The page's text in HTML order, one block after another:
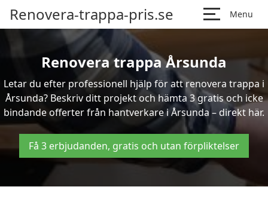
Renovera-trappa-pris.se Menu
Renovera trappa Årsunda
Letar du efter professionell hjälp för att renovera trappa i
Årsunda? Beskriv ditt projekt och hämta 3 gratis och icke
bindande offerter från hantverkare i Årsunda – direkt här.
Få 3 erbjudanden, gratis och utan förpliktelser